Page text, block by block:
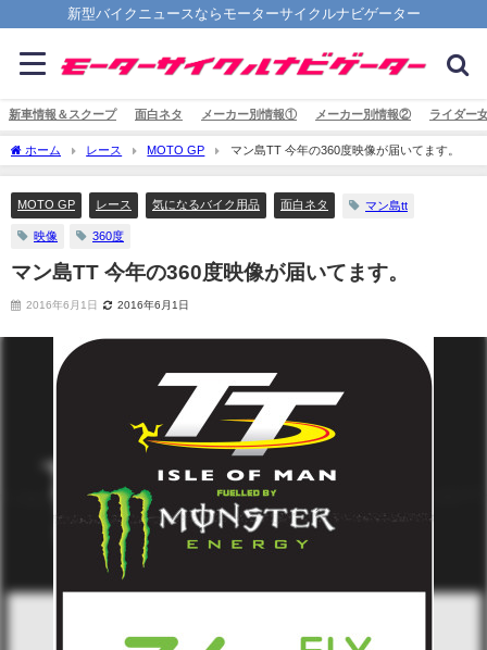
新型バイクニュースならモーターサイクルナビゲーター
新車情報＆スクープ 面白ネタ メーカー別情報① メーカー別情報② ライダー
ホーム レース MOTO GP マン島TT 今年の360度映像が届いてます。
MOTO GP レース 気になるバイク用品 面白ネタ マン島tt
映像 360度
マン島TT 今年の360度映像が届いてます。
2016年6月1日 2016年6月1日